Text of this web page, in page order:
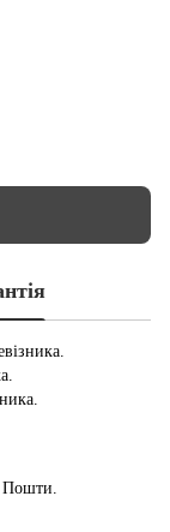
Пошти.